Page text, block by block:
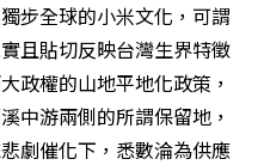
步全球的小米文化，可謂
且貼切反映台灣生界特徵
政權的山地平地化政策，
中游兩側的所謂保留地，
劇催化下，悉數淪為供應